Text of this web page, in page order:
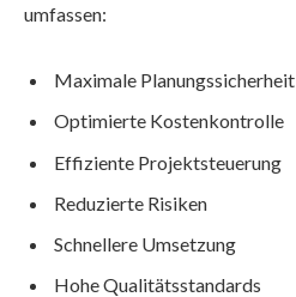
umfassen:
Maximale Planungssicherheit
Optimierte Kostenkontrolle
Effiziente Projektsteuerung
Reduzierte Risiken
Schnellere Umsetzung
Hohe Qualitätsstandards